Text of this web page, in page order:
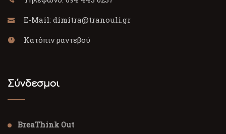
E-Mail: dimitra@tranouli.gr
Κατόπιν ραντεβού
Σύνδεσμοι
BreaThink Out